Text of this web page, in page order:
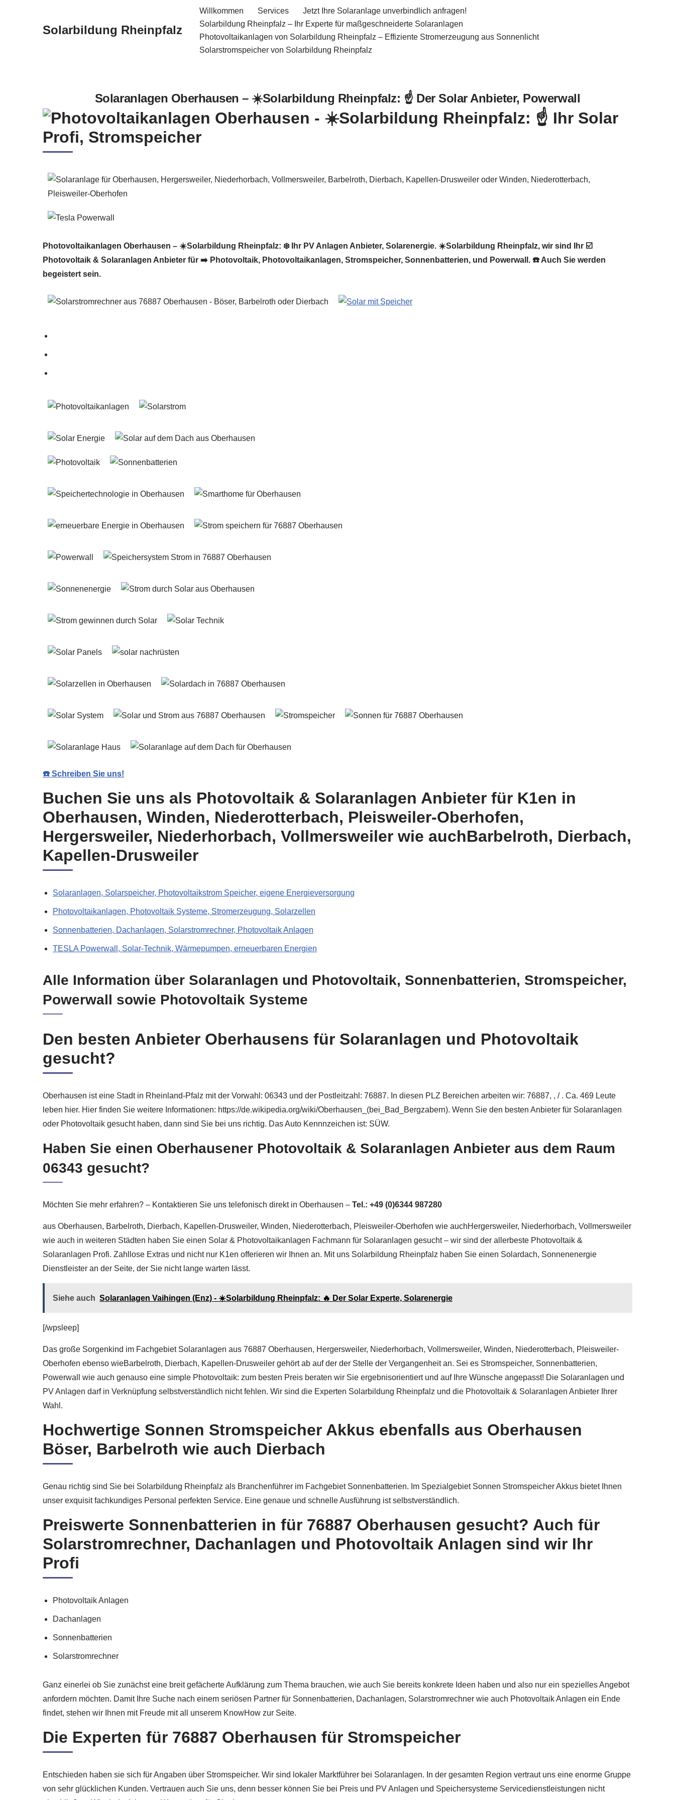
Solarbildung Rheinpfalz
Willkommen Services
Jetzt Ihre Solaranlage unverbindlich anfragen!
Solarbildung Rheinpfalz – Ihr Experte für maßgeschneiderte Solaranlagen
Photovoltaikanlagen von Solarbildung Rheinpfalz – Effiziente Stromerzeugung aus Sonnenlicht
Solarstromspeicher von Solarbildung Rheinpfalz
Solaranlagen Oberhausen – ☀️Solarbildung Rheinpfalz: ☝️ Der Solar Anbieter, Powerwall
Photovoltaikanlagen Oberhausen – ☀️Solarbildung Rheinpfalz: ❄️ Ihr PV Anlagen Anbieter, Solarenergie. ☀️Solarbildung Rheinpfalz, wir sind Ihr ☑️
Photovoltaik & Solaranlagen Anbieter für ➡️ Photovoltaik, Photovoltaikanlagen, Stromspeicher, Sonnenbatterien, und Powerwall. ☎️ Auch Sie werden
begeistert sein.
☎️ Schreiben Sie uns!
Buchen Sie uns als Photovoltaik & Solaranlagen Anbieter für K1en in
Oberhausen, Winden, Niederotterbach, Pleisweiler-Oberhofen,
Hergersweiler, Niederhorbach, Vollmersweiler wie auchBarbelroth, Dierbach,
Kapellen-Drusweiler
Solaranlagen, Solarspeicher, Photovoltaikstrom Speicher, eigene Energieversorgung
Photovoltaikanlagen, Photovoltaik Systeme, Stromerzeugung, Solarzellen
Sonnenbatterien, Dachanlagen, Solarstromrechner, Photovoltaik Anlagen
TESLA Powerwall, Solar-Technik, Wärmepumpen, erneuerbaren Energien
Alle Information über Solaranlagen und Photovoltaik, Sonnenbatterien, Stromspeicher,
Powerwall sowie Photovoltaik Systeme
Den besten Anbieter Oberhausens für Solaranlagen und Photovoltaik
gesucht?
Oberhausen ist eine Stadt in Rheinland-Pfalz mit der Vorwahl: 06343 und der Postleitzahl: 76887. In diesen PLZ Bereichen arbeiten wir: 76887, , / . Ca. 469 Leute
leben hier. Hier finden Sie weitere Informationen: https://de.wikipedia.org/wiki/Oberhausen_(bei_Bad_Bergzabern). Wenn Sie den besten Anbieter für Solaranlagen
oder Photovoltaik gesucht haben, dann sind Sie bei uns richtig. Das Auto Kennnzeichen ist: SÜW.
Haben Sie einen Oberhausener Photovoltaik & Solaranlagen Anbieter aus dem Raum
06343 gesucht?
Möchten Sie mehr erfahren? – Kontaktieren Sie uns telefonisch direkt in Oberhausen – Tel.: +49 (0)6344 987280
aus Oberhausen, Barbelroth, Dierbach, Kapellen-Drusweiler, Winden, Niederotterbach, Pleisweiler-Oberhofen wie auchHergersweiler, Niederhorbach, Vollmersweiler
wie auch in weiteren Städten haben Sie einen Solar & Photovoltaikanlagen Fachmann für Solaranlagen gesucht – wir sind der allerbeste Photovoltaik &
Solaranlagen Profi. Zahllose Extras und nicht nur K1en offerieren wir Ihnen an. Mit uns Solarbildung Rheinpfalz haben Sie einen Solardach, Sonnenenergie
Dienstleister an der Seite, der Sie nicht lange warten lässt.
Siehe auch Solaranlagen Vaihingen (Enz) - ☀️Solarbildung Rheinpfalz: 🔥 Der Solar Experte, Solarenergie
[/wpsleep]
Das große Sorgenkind im Fachgebiet Solaranlagen aus 76887 Oberhausen, Hergersweiler, Niederhorbach, Vollmersweiler, Winden, Niederotterbach, Pleisweiler-
Oberhofen ebenso wieBarbelroth, Dierbach, Kapellen-Drusweiler gehört ab auf der der Stelle der Vergangenheit an. Sei es Stromspeicher, Sonnenbatterien,
Powerwall wie auch genauso eine simple Photovoltaik: zum besten Preis beraten wir Sie ergebnisorientiert und auf Ihre Wünsche angepasst! Die Solaranlagen und
PV Anlagen darf in Verknüpfung selbstverständlich nicht fehlen. Wir sind die Experten Solarbildung Rheinpfalz und die Photovoltaik & Solaranlagen Anbieter Ihrer
Wahl.
Hochwertige Sonnen Stromspeicher Akkus ebenfalls aus Oberhausen
Böser, Barbelroth wie auch Dierbach
Genau richtig sind Sie bei Solarbildung Rheinpfalz als Branchenführer im Fachgebiet Sonnenbatterien. Im Spezialgebiet Sonnen Stromspeicher Akkus bietet Ihnen
unser exquisit fachkundiges Personal perfekten Service. Eine genaue und schnelle Ausführung ist selbstverständlich.
Preiswerte Sonnenbatterien in für 76887 Oberhausen gesucht? Auch für
Solarstromrechner, Dachanlagen und Photovoltaik Anlagen sind wir Ihr
Profi
Photovoltaik Anlagen
Dachanlagen
Sonnenbatterien
Solarstromrechner
Ganz einerlei ob Sie zunächst eine breit gefächerte Aufklärung zum Thema brauchen, wie auch Sie bereits konkrete Ideen haben und also nur ein spezielles Angebot
anfordern möchten. Damit Ihre Suche nach einem seriösen Partner für Sonnenbatterien, Dachanlagen, Solarstromrechner wie auch Photovoltaik Anlagen ein Ende
findet, stehen wir Ihnen mit Freude mit all unserem KnowHow zur Seite.
Die Experten für 76887 Oberhausen für Stromspeicher
Entschieden haben sie sich für Angaben über Stromspeicher. Wir sind lokaler Marktführer bei Solaranlagen. In der gesamten Region vertraut uns eine enorme Gruppe
von sehr glücklichen Kunden. Vertrauen auch Sie uns, denn besser können Sie bei Preis und PV Anlagen und Speichersysteme Servicedienstleistungen nicht